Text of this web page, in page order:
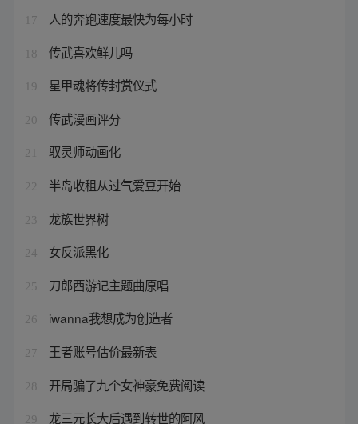
17 人的奔跑速度最快为每小时
18 传武喜欢鲜儿吗
19 星甲魂将传封赏仪式
20 传武漫画评分
21 驭灵师动画化
22 半岛收租从过气爱豆开始
23 龙族世界树
24 女反派黑化
25 刀郎西游记主题曲原唱
26 iwanna我想成为创造者
27 王者账号估价最新表
28 开局骗了九个女神豪免费阅读
29 龙三元长大后遇到转世的阿风